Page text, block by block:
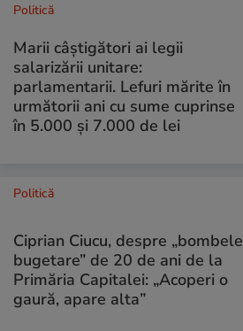
Politică
Marii câștigători ai legii
salarizării unitare:
parlamentarii. Lefuri mărite în
următorii ani cu sume cuprinse
în 5.000 și 7.000 de lei
Politică
Ciprian Ciucu, despre „bombele
bugetare” de 20 de ani de la
Primăria Capitalei: „Acoperi o
gaură, apare alta”